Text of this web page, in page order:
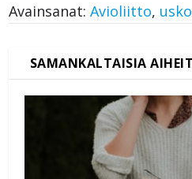
Avainsanat:Avioliitto, usko